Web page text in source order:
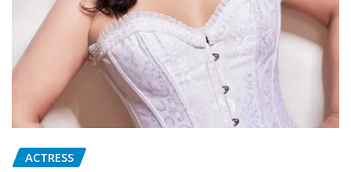
ACTRESS